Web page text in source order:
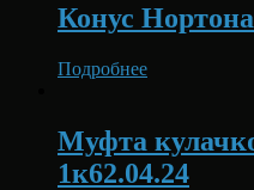
Конус
Подробнее
Муфта
1к62.04.24